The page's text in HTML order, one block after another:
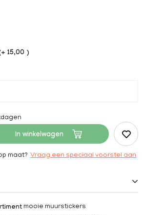
15,00 )
In winkelwagen
maat? Vraag een speciaal voorstel aan
mooie muurstickers